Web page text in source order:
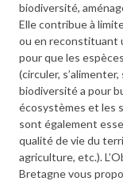
biodiversité,
Elle contribue à
ou en reconstituant
pour que les
(circuler,
biodiversité a pour
écosystèmes et les
sont également
qualité de vie du
agriculture, etc.).
Bretagne vous